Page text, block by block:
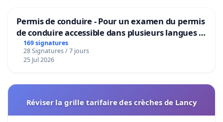
Permis de conduire - Pour un examen du permis
de conduire accessible dans plusieurs langues à
Bruxelles
169 signatures
28 Signatures / 7 jours
25 Jul 2026
Réviser la grille tarifaire des crèches de Lancy